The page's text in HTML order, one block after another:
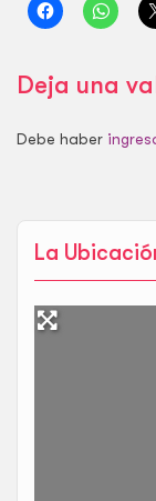
La
Deja una
Debe haber